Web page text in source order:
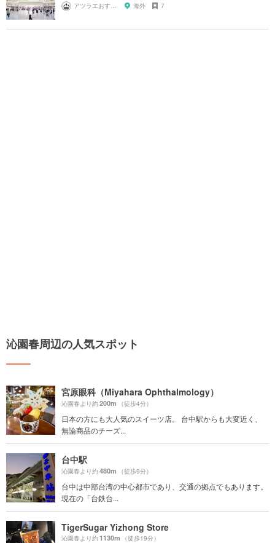
アツラエおすすめ旅プラン！ 海外 7
沁園春周辺の人気スポット
宮原眼科（Miyahara Ophthalmology）
沁園春より約200m （徒歩4分）
日本の方にも大人気のスイーツ店。 台中駅からも大変近く、
無論商品のチーズ...
台中駅
沁園春より約480m （徒歩9分）
台中は中部台湾の中心都市であり、交通の拠点でもあります。
現在の「台鉄台...
TigerSugar Yizhong Store
沁園春より約1130m （徒歩19分）